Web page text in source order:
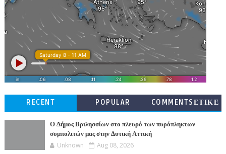
RECENT POPULAR
COMMENTSΕΤΙΚΕ
Ο Δήμος Βριλησσίων στο πλευρό των πυρόπληκτων
συμπολιτών μας στην Δυτική Αττική
Unknown Aug 08, 2026